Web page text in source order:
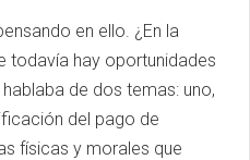
en ello. ¿En la
todavía hay oportunidades
de dos temas: uno,
del pago de
físicas y morales que